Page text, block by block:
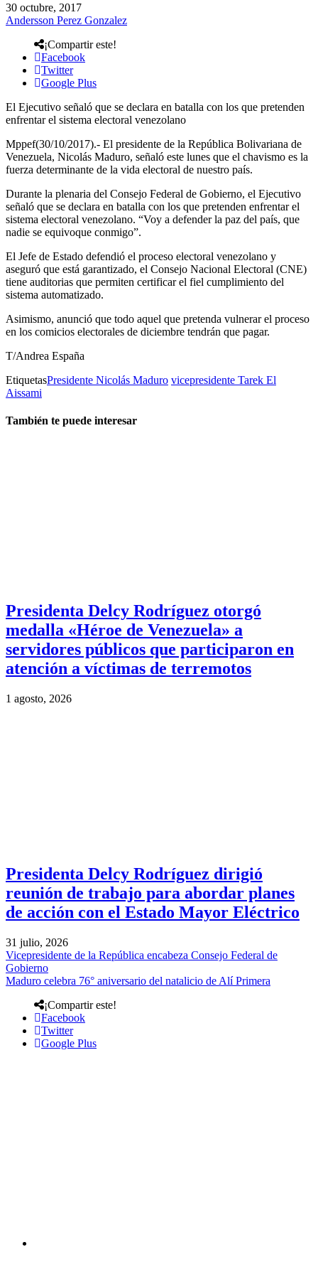
30 octubre, 2017
Andersson Perez Gonzalez
¡Compartir este!
Facebook
Twitter
Google Plus
El Ejecutivo señaló que se declara en batalla con los que pretenden
enfrentar el sistema electoral venezolano
Mppef(30/10/2017).- El presidente de la República Bolivariana de
Venezuela, Nicolás Maduro, señaló este lunes que el chavismo es la
fuerza determinante de la vida electoral de nuestro país.
Durante la plenaria del Consejo Federal de Gobierno, el Ejecutivo
señaló que se declara en batalla con los que pretenden enfrentar el
sistema electoral venezolano. “Voy a defender la paz del país, que
nadie se equivoque conmigo”.
El Jefe de Estado defendió el proceso electoral venezolano y
aseguró que está garantizado, el Consejo Nacional Electoral (CNE)
tiene auditorias que permiten certificar el fiel cumplimiento del
sistema automatizado.
Asimismo, anunció que todo aquel que pretenda vulnerar el proceso
en los comicios electorales de diciembre tendrán que pagar.
T/Andrea España
EtiquetasPresidente Nicolás Maduro vicepresidente Tarek El
Aissami
También te puede interesar
Presidenta Delcy Rodríguez otorgó
medalla «Héroe de Venezuela» a
servidores públicos que participaron en
atención a víctimas de terremotos
1 agosto, 2026
Presidenta Delcy Rodríguez dirigió
reunión de trabajo para abordar planes
de acción con el Estado Mayor Eléctrico
31 julio, 2026
Vicepresidente de la República encabeza Consejo Federal de
Gobierno
Maduro celebra 76° aniversario del natalicio de Alí Primera
¡Compartir este!
Facebook
Twitter
Google Plus